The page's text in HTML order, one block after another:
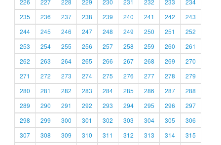
226
227 228 229 230 231 232 233
234
235
236 237 238 239 240 241 242
243
244
245 246 247 248 249 250 251
252
253
254 255 256 257 258 259 260
261
262
263 264 265 266 267 268 269
270
271
272 273 274 275 276 277 278
279
280
281 282 283 284 285 286 287
288
289
290 291 292 293 294 295 296
297
298
299 300 301 302 303 304 305
306
307
308 309 310 311 312 313 314 315